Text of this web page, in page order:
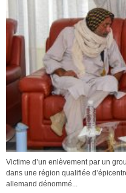
Victime d’un enlèvement par un
dans une région qualifiée
allemand dénommé...